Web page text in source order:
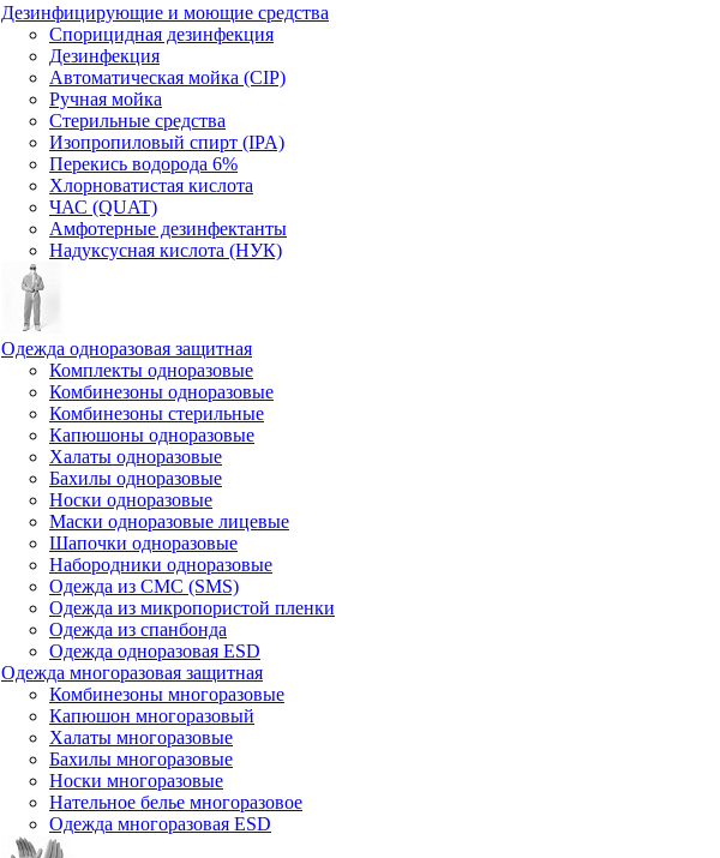
Дезинфицирующие и моющие средства
Спорицидная дезинфекция
Дезинфекция
Автоматическая мойка (CIP)
Ручная мойка
Стерильные средства
Изопропиловый спирт (IPA)
Перекись водорода 6%
Хлорноватистая кислота
ЧАС (QUAT)
Амфотерные дезинфектанты
Надуксусная кислота (НУК)
Одежда одноразовая защитная
Комплекты одноразовые
Комбинезоны одноразовые
Комбинезоны стерильные
Капюшоны одноразовые
Халаты одноразовые
Бахилы одноразовые
Носки одноразовые
Маски одноразовые лицевые
Шапочки одноразовые
Набородники одноразовые
Одежда из СМС (SMS)
Одежда из микропористой пленки
Одежда из спанбонда
Одежда одноразовая ESD
Одежда многоразовая защитная
Комбинезоны многоразовые
Капюшон многоразовый
Халаты многоразовые
Бахилы многоразовые
Носки многоразовые
Нательное белье многоразовое
Одежда многоразовая ESD